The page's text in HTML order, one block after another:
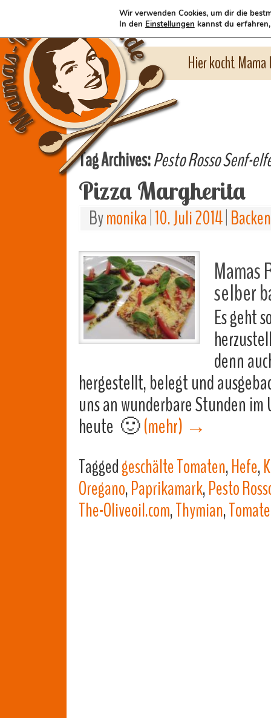
Hier kocht
Tag Archives:Pesto Rosso Senf-
Pizza Margherita
Bymonika 10. Juli 2014 Backen
Mamas
selber
Es geht
denn
hergestellt, belegt und
uns an wunderbare Stunden
heute 🙂(mehr) →
Taggedgeschälte Tomaten,Hefe,
Oregano,Paprikamark,Pesto
The-Oliveoil.com,Thymian,
Wir verwenden Cookies, um dir die
In den Einstellungen kannst du